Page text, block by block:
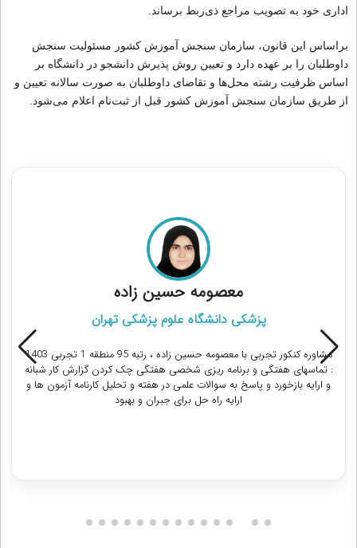
اداری خود به تصویب مراجع ذی‌ربط برساند.
براساس این قانون، سازمان سنجش آموزش کشور مسئولیت سنجش
داوطلبان را بر عهده دارد و تعیین روش پذیرش دانشجو در دانشگاه بر
اساس ظرفیت رشته محل‌ها و تقاضای داوطلبان به صورت سالانه تعیین و
از طریق سازمان سنجش آموزش کشور قبل از ثبت‌نام اعلام می‌شود.
معصومه حسین زاده
پزشکی دانشگاه علوم پزشکی تهران
مشاوره کنکور تجربی با معصومه حسین زاده ، رتبه 95 منطقه 1 تجربی 1403
: تماسهای هفتگی و برنامه ریزی شخصی هفتگی چک کردن گزارش کار شبانه
و ارایه بازخورد و پاسخ به سوالات علمی در هفته و تحلیل کارنامه آزمون ها و
ارایه راه حل برای جبران و بهبود